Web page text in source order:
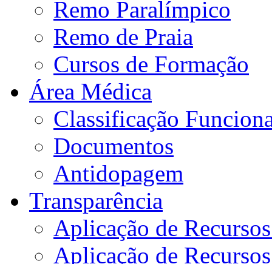
Remo Paralímpico
Remo de Praia
Cursos de Formação
Área Médica
Classificação
Documentos
Antidopagem
Transparência
Aplicação de
Aplicação de